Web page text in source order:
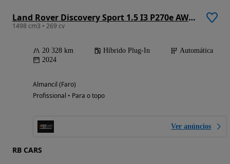
Land Rover Discovery Sport 1.5 I3 P270e AWD Dynamic S
1498 cm3 • 269 cv
20 328 km Híbrido Plug-In
Automática
2024
Almancil (Faro)
Profissional • Para o topo
Ver anúncios
RB CARS